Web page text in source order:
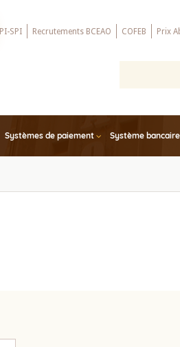
PI-SPI Recrutements BCEAO COFEB Prix
Systèmes de paiement Système